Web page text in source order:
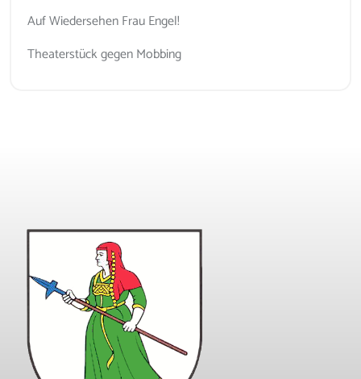
Auf Wiedersehen Frau Engel!
Theaterstück gegen Mobbing